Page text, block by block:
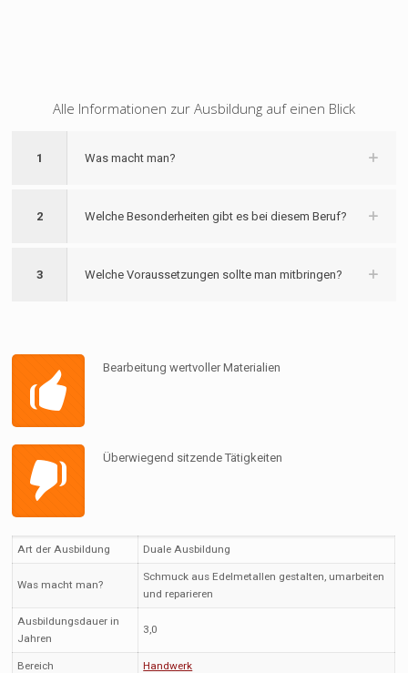
Alle Informationen zur Ausbildung auf einen Blick
1 Was macht man?
2 Welche Besonderheiten gibt es bei diesem Beruf?
3 Welche Voraussetzungen sollte man mitbringen?
Bearbeitung wertvoller Materialien
Überwiegend sitzende Tätigkeiten
Art der Ausbildung Duale Ausbildung
Was macht man?
Schmuck aus Edelmetallen gestalten, umarbeiten
und reparieren
Ausbildungsdauer in
Jahren
3,0
Bereich Handwerk